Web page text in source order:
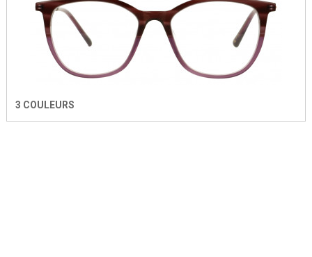
3 COULEURS